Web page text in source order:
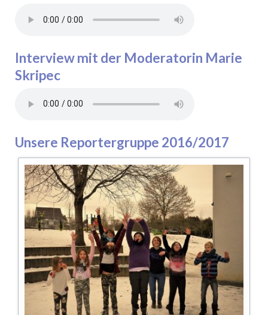
Interview mit der Moderatorin Marie
Skripec
Unsere Reportergruppe 2016/2017